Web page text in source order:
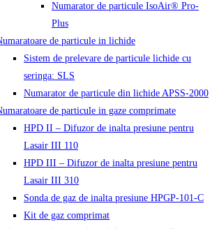
Numarator de particule IsoAir® Pro-
Plus
de particule in lichide
Sistem de prelevare de particule lichide cu
seringa: SLS
Numarator de particule din lichide APSS-2000
de particule in gaze comprimate
HPD II – Difuzor de inalta presiune pentru
Lasair III 110
HPD III – Difuzor de inalta presiune pentru
Lasair III 310
Sonda de gaz de inalta presiune HPGP-101-C
Kit de gaz comprimat